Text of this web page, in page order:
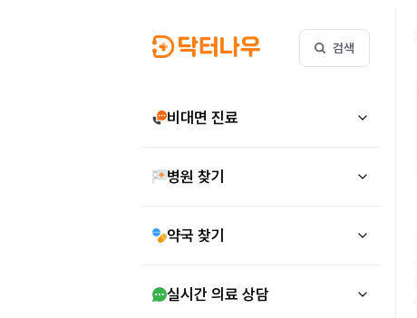
검색
비대면 진료
병원 찾기
약국 찾기
실시간 의료 상담